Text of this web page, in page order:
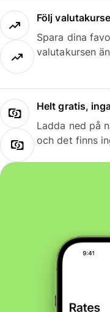
Följ
Spara dina
valutakursen
Helt gratis,
Ladda ned på
och det finns